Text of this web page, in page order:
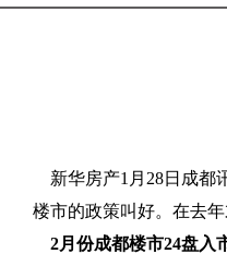
新华房产1 月 28日成都
楼市的政策叫好。在去
2月份成都楼市24盘入